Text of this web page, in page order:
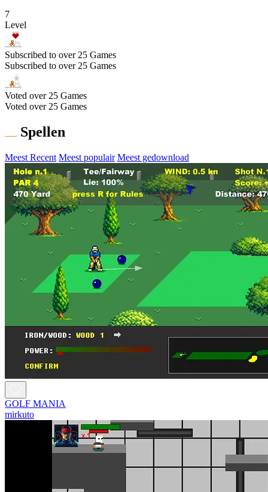
7
Level
Subscribed to over 25 Games
Subscribed to over 25 Games
Voted over 25 Games
Voted over 25 Games
Spellen
Meest Recent Meest populair Meest gedownload
GOLF MANIA
mirkuto